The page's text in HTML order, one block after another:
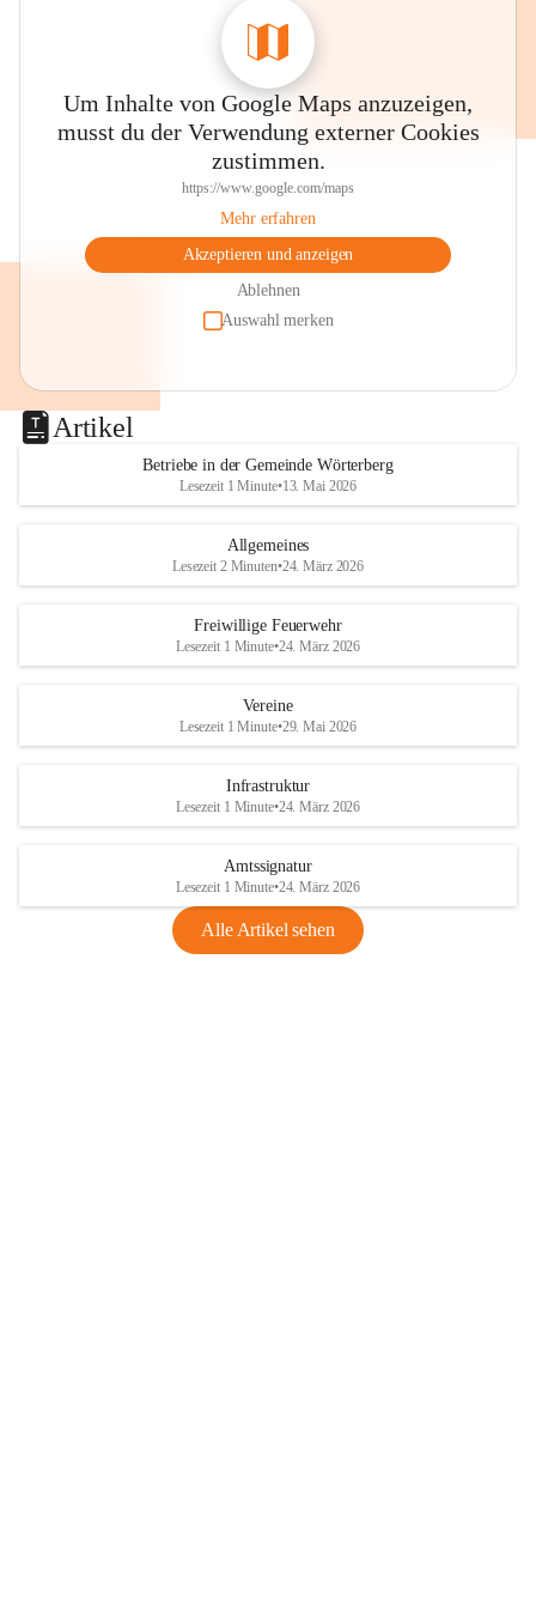
Um Inhalte von Google Maps anzuzeigen,
musst du der Verwendung externer Cookies
zustimmen.
https://www.google.com/maps
Mehr erfahren
Akzeptieren und anzeigen
Ablehnen
Auswahl merken
Artikel
Betriebe in der Gemeinde Wörterberg
Lesezeit 1 Minute•13. Mai 2026
Allgemeines
Lesezeit 2 Minuten•24. März 2026
Freiwillige Feuerwehr
Lesezeit 1 Minute•24. März 2026
Vereine
Lesezeit 1 Minute•29. Mai 2026
Infrastruktur
Lesezeit 1 Minute•24. März 2026
Amtssignatur
Lesezeit 1 Minute•24. März 2026
Alle Artikel sehen